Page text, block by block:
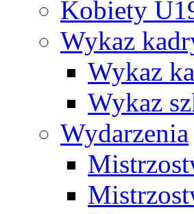
Kobiety
Wykaz
Wykaz
Wykaz
Wydarzenia